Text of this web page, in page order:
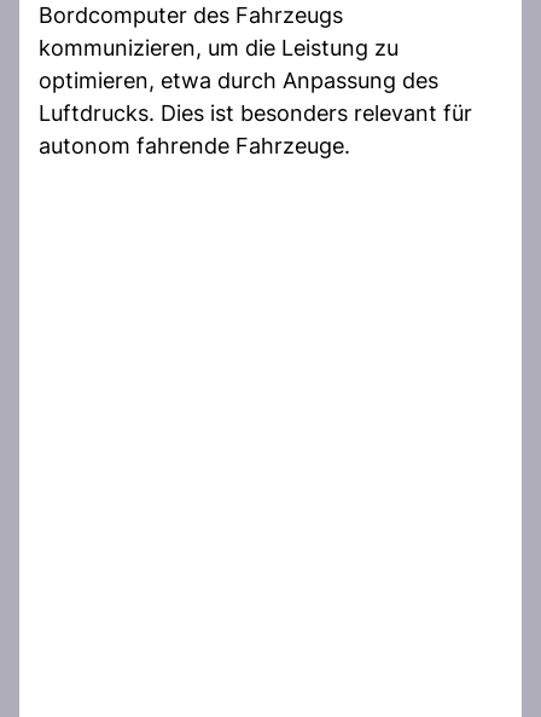
Bordcomputer des Fahrzeugs
kommunizieren, um die Leistung zu
optimieren, etwa durch Anpassung des
Luftdrucks. Dies ist besonders relevant für
autonom fahrende Fahrzeuge.